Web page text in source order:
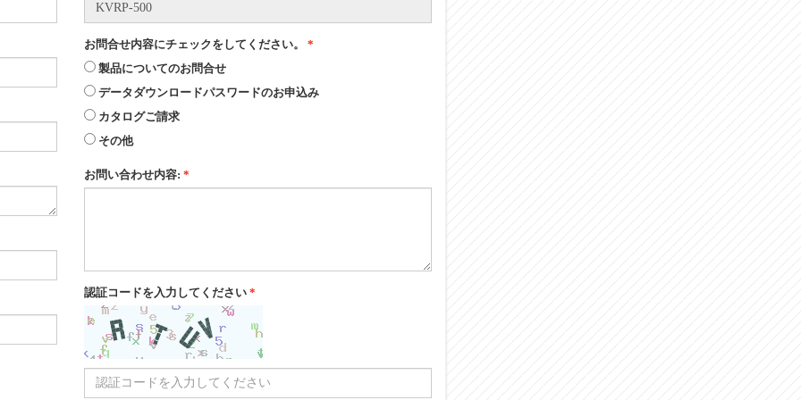
お問合せ内容にチェックをしてください。 *
製品についてのお問合せ
データダウンロードパスワードのお申込み
カタログご請求
その他
お問い合わせ内容: *
認証コードを入力してください *